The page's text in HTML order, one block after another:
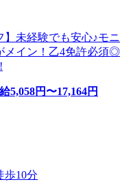
】未経験でも安心♪モニ
メイン！乙4免許必須◎
5,058円〜17,164円
歩10分